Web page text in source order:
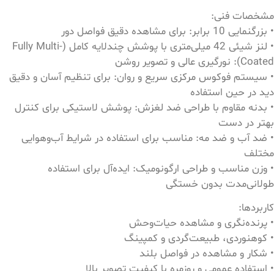
مشخصات فنی:
• بزرگنمایی 10 برابر: برای مشاهده دقیق فواصل دور
• لنز شیئی 42 میلی‌متری با پوشش چندلایه کامل (Fully Multi-
Coated): نورگیری عالی و تصویر روشن
• سیستم فوکوس مرکزی سریع و روان: برای تنظیم آسان و دقیق
دید در حین استفاده
• بدنه مقاوم با طراحی ضد لغزش: پوشش لاستیکی برای کنترل
بهتر در دست
• ضد آب و ضد مه: مناسب برای استفاده در شرایط آب‌وهوایی
مختلف
• وزن مناسب و طراحی ارگونومیک: ایده‌آل برای استفاده
طولانی‌مدت بدون خستگی
کاربردها:
• پرنده‌نگری و مشاهده حیات‌وحش
• کوهنوردی، طبیعت‌گردی و کمپینگ
• شکار و مشاهده در فواصل بلند